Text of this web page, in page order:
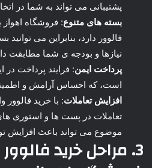
پشتیبانی می تواند به شما در
بسته های متنوع: فروشگاه
فالوور دارد، بنابراین می توانید
نیازها و بودجه ی شما مطابقت
پرداخت ایمن: فرایند پرداخت
است، که احساس آرامش و
افزایش تعاملات: با خرید
تعاملات در پست ها و استوری
موضوع می تواند باعث افزایش
3. مراحل خرید